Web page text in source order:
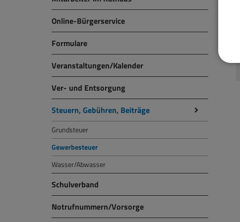
Online-Bürgerservice
Formulare
Veranstaltungen/Kalender
Ver- und Entsorgung
Steuern, Gebühren, Beiträge
Grundsteuer
Gewerbesteuer
Wasser/Abwasser
Schulverband
Notrufnummern/Vorsorge